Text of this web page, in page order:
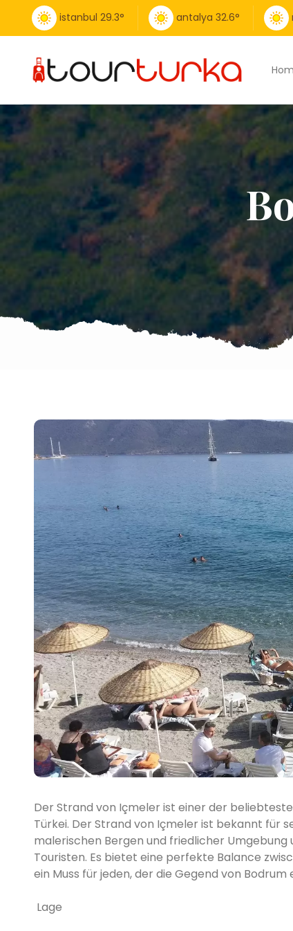
istanbul 29.3° antalya 32.6°
Der Strand von Içmeler ist einer der
Türkei. Der Strand von Içmeler ist bekannt für
malerischen Bergen und friedlicher Umgebung
Touristen. Es bietet eine perfekte Balance
ein Muss für jeden, der die Gegend von Bodrum
Lage